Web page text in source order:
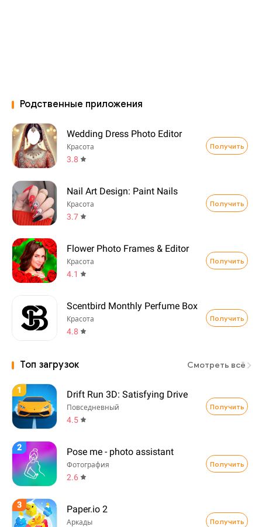
Родственные приложения
Wedding Dress Photo Editor
Красота
3.8
Получить
Nail Art Design: Paint Nails
Красота
3.7
Получить
Flower Photo Frames & Editor
Красота
4.1
Получить
Scentbird Monthly Perfume Box
Красота
4.8
Получить
Топ загрузок Смотреть всё
1 Drift Run 3D: Satisfying Drive
Повседневный
4.5
Получить
2 Pose me - photo assistant
Фотография
2.6
Получить
3 Paper.io 2
Аркады Получить